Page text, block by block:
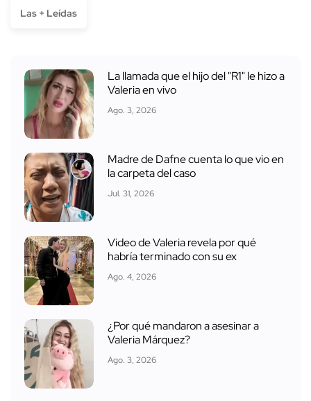
Las + Leídas
La llamada que el hijo del "R1" le hizo a
Valeria en vivo
Ago. 3, 2026
Madre de Dafne cuenta lo que vio en
la carpeta del caso
Jul. 31, 2026
Video de Valeria revela por qué
habría terminado con su ex
Ago. 4, 2026
¿Por qué mandaron a asesinar a
Valeria Márquez?
Ago. 3, 2026